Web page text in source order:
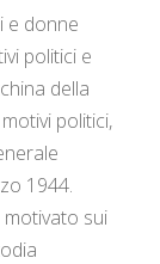
e donne
politici e
della
politici,
1944.
motivato sui